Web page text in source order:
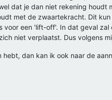
dat je dan niet rekening
met de zwaartekracht. Dit
een 'lift-off'. In dat geval
niet verplaatst. Dus volgens
dan kan ik ook naar de